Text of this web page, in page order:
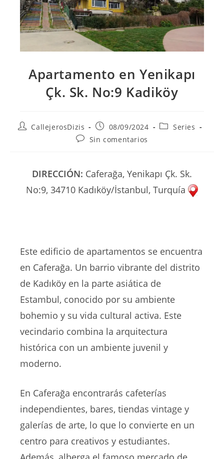
Apartamento en Yenikapı
Çk. Sk. No:9 Kadiköy
AutorCallejerosDizis
Publicación
la
08/09/2024
Categoría
Series
Comentarios
Sin comentarios
DIRECCIÓN: Caferağa, Yenikapı Çk. Sk.
No:9, 34710 Kadıköy/İstanbul, Turquía
Este edificio de apartamentos se encuentra
en Caferağa. Un barrio vibrante del distrito
de Kadıköy en la parte asiática de
Estambul, conocido por su ambiente
bohemio y su vida cultural activa. Este
vecindario combina la arquitectura
histórica con un ambiente juvenil y
moderno.
En Caferağa encontrarás cafeterías
independientes, bares, tiendas vintage y
galerías de arte, lo que lo convierte en un
centro para creativos y estudiantes.